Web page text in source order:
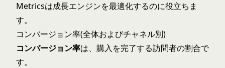
Metricsは成長エンジンを最適化するのに役立ちま
す。
コンバージョン率(全体およびチャネル別)
コンバージョン率は、購入を完了する訪問者の割合で
す。